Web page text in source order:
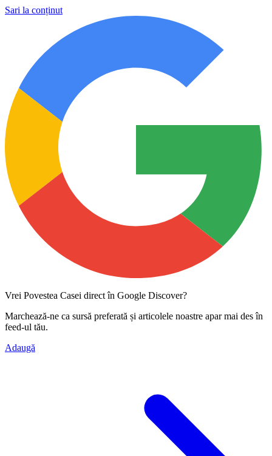
Sari la conținut
Vrei Povestea Casei direct în Google Discover?
Marchează-ne ca sursă preferată și articolele noastre apar mai des în
feed-ul tău.
Adaugă